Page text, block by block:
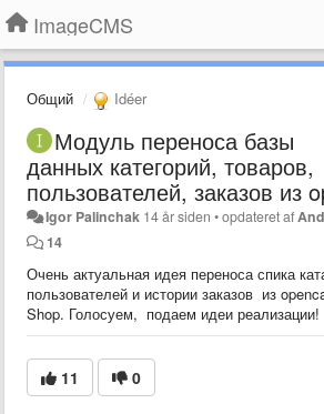
ImageCMS
Общий Idéer
Модуль переноса базы
данных категорий, товаров,
пользователей, заказов из
Igor Palinchak 14 år siden •opdateret af
14
Очень актуальная идея переноса спика
пользователей и истории заказов из
Shop. Голосуем, подаем идеи реализации!
11 0